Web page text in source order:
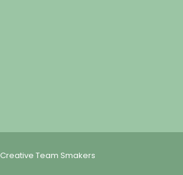
Creative Team Smakers